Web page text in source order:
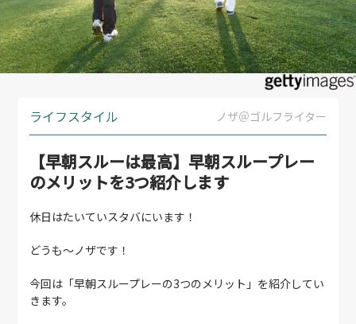
ライフスタイル ノザ＠ゴルフライター
【早朝スルーは最高】早朝スループレー
のメリットを3つ紹介します
休日はたいていスタバにいます！
どうも～ノザです！
今回は「早朝スループレーの3つのメリット」を紹介してい
きます。